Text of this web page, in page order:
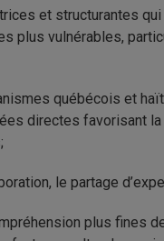
et structurantes
plus vulnérables,
québécois et
directes favorisant
le partage
plus fines